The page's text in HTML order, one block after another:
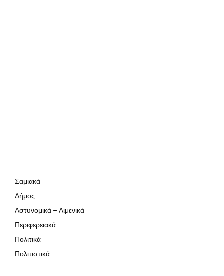
Σαμιακά
Δήμος
Αστυνομικά – Λιμενικά
Περιφερειακά
Πολιτικά
Πολιτιστικά